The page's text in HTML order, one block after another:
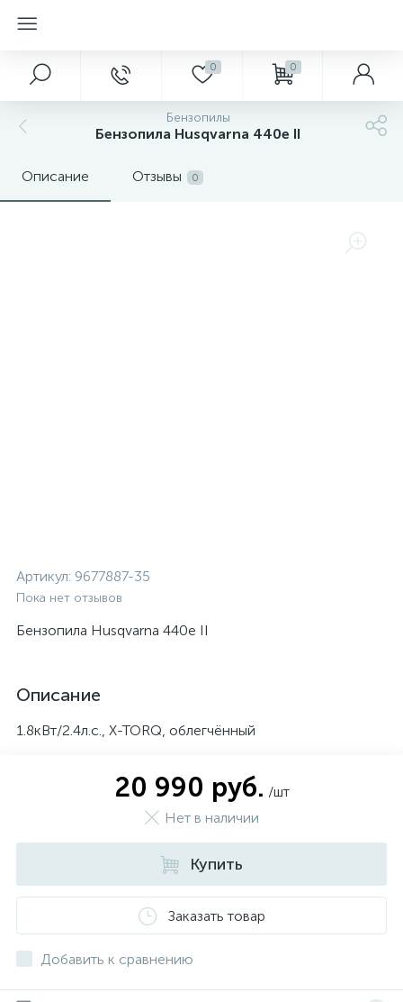
0 0
Бензопилы
Бензопила Husqvarna 440e II
Описание Отзывы 0
Артикул: 9677887-35
Пока нет отзывов
Бензопила Husqvarna 440e II
Описание
1.8кВт/2.4л.с., X-TORQ, облегчённый
20 990 руб. /шт
Нет в наличии
Купить
Заказать товар
Добавить к сравнению